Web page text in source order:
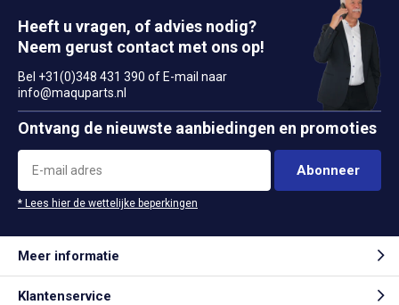
Heeft u vragen, of advies nodig?
Neem gerust contact met ons op!
Bel +31(0)348 431 390 of E-mail naar
info@maquparts.nl
Ontvang de nieuwste aanbiedingen en promoties
Abonneer
* Lees hier de wettelijke beperkingen
Meer informatie
Klantenservice